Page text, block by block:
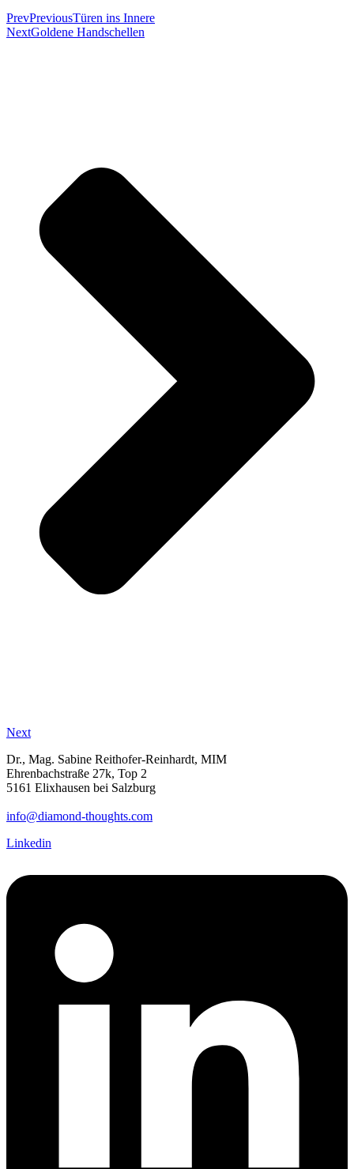
PrevPreviousTüren ins Innere
NextGoldene Handschellen
Next
Dr., Mag. Sabine Reithofer-Reinhardt, MIM
Ehrenbachstraße 27k, Top 2
5161 Elixhausen bei Salzburg
info@diamond-thoughts.com
Linkedin